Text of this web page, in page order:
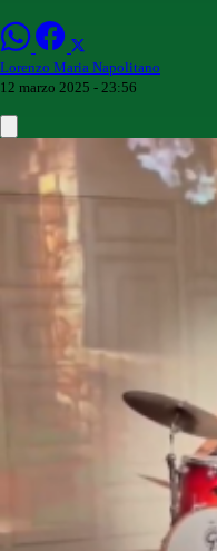
Lorenzo Maria Napolitano
12 marzo 2025 - 23:56